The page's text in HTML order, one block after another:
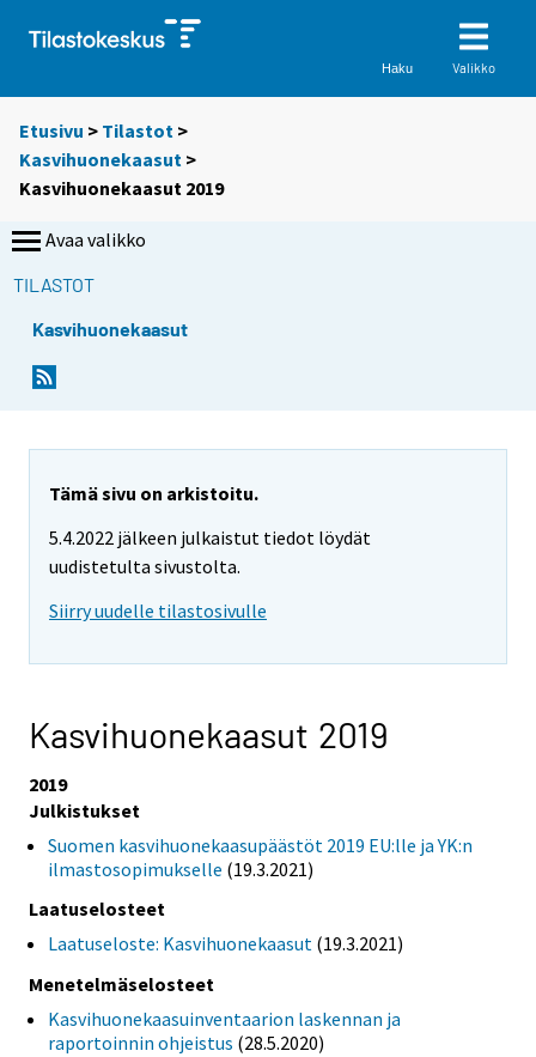
Haku Valikko
Etusivu > Tilastot >
Kasvihuonekaasut >
Kasvihuonekaasut 2019
Avaa valikko
TILASTOT
Kasvihuonekaasut
Tämä sivu on arkistoitu.
5.4.2022 jälkeen julkaistut tiedot löydät
uudistetulta sivustolta.
Siirry uudelle tilastosivulle
Kasvihuonekaasut 2019
2019
Julkistukset
Suomen kasvihuonekaasupäästöt 2019 EU:lle ja YK:n
ilmastosopimukselle (19.3.2021)
Laatuselosteet
Laatuseloste: Kasvihuonekaasut (19.3.2021)
Menetelmäselosteet
Kasvihuonekaasuinventaarion laskennan ja
raportoinnin ohjeistus (28.5.2020)